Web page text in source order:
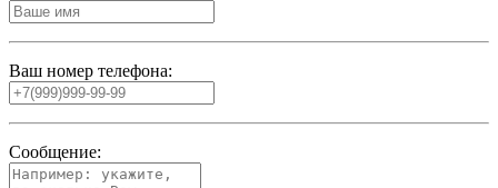
Ваш номер телефона:
Сообщение: